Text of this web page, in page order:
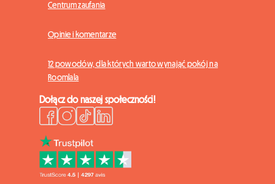
Centrum zaufania
Opinie i komentarze
12 powodów, dla których warto wynająć pokój na
Roomlala
Dołącz do naszej społeczności!